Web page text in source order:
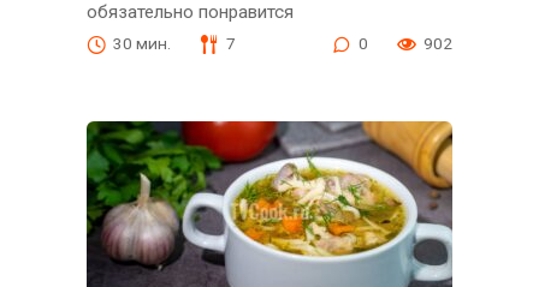
обязательно понравится
30 мин. 7 0 902